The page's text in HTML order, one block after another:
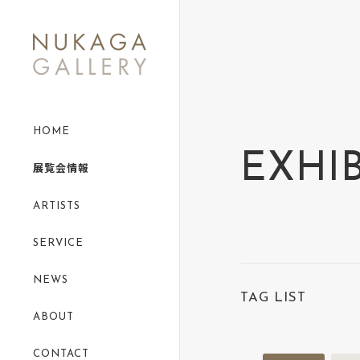
HOME
展覧会情報
ARTISTS
SERVICE
NEWS
ABOUT
CONTACT
TAG LIST